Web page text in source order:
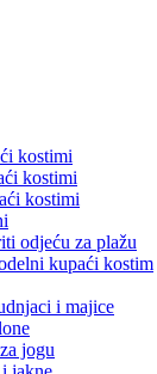
kostimi
kostimi
kostimi
odjeću za plažu
kupaći kostim
i majice
jogu